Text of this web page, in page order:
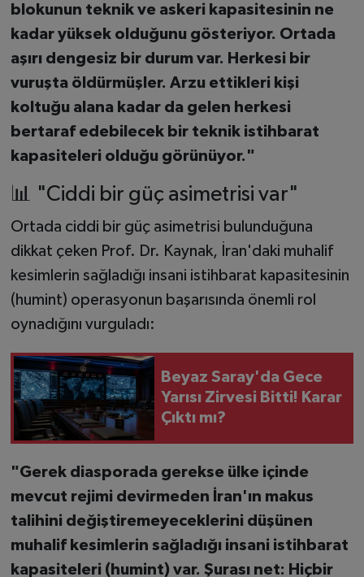
blokunun teknik ve askeri kapasitesinin ne
kadar yüksek olduğunu gösteriyor. Ortada
aşırı dengesiz bir durum var. Herkesi bir
vuruşta öldürmüşler. Arzu ettikleri kişi
koltuğu alana kadar da gelen herkesi
bertaraf edebilecek bir teknik istihbarat
kapasiteleri olduğu görünüyor."
📊 "Ciddi bir güç asimetrisi var"
Ortada ciddi bir güç asimetrisi bulunduğuna
dikkat çeken Prof. Dr. Kaynak, İran'daki muhalif
kesimlerin sağladığı insani istihbarat kapasitesinin
(humint) operasyonun başarısında önemli rol
oynadığını vurguladı:
Beyaz Saray'da Gece
Yarısı Zirvesi Bitti! Karar
Çıktı mı?
"Gerek diasporada gerekse ülke içinde
mevcut rejimi devirmeden İran'ın makus
talihini değiştiremeyeceklerini düşünen
muhalif kesimlerin sağladığı insani istihbarat
kapasiteleri (humint) var. Şurası net: Hiçbir